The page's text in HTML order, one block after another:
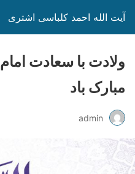
آیت الله احمد کلباسی اشتری
ولادت با سعادت
مبارک باد
admin